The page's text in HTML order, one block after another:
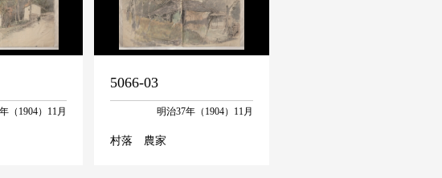
（1904）11月
5066-03
明治37年（1904）11月
村落 農家